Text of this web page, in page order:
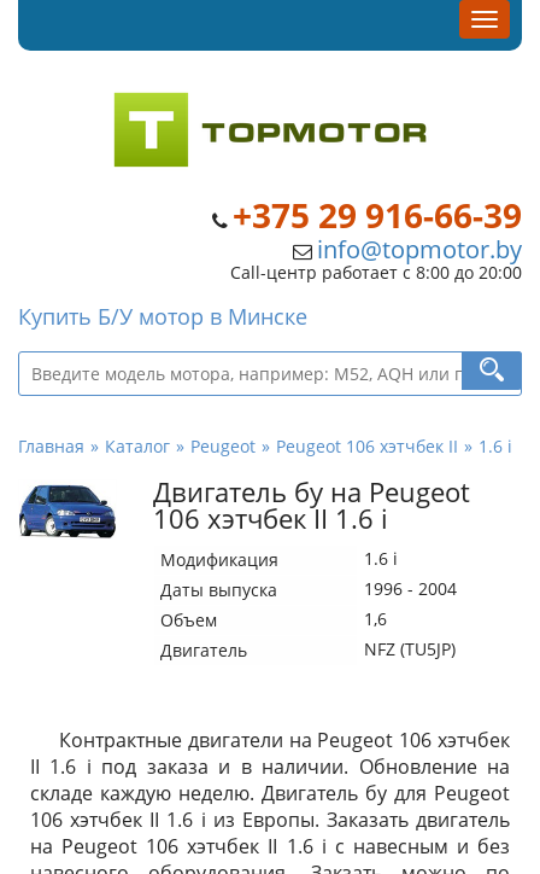
+375 29 916-66-39
info@topmotor.by
Call-центр работает с 8:00 до 20:00
Купить Б/У мотор в Минске
Главная Каталог Peugeot Peugeot 106 хэтчбек II 1.6 i
Двигатель бу на Peugeot
106 хэтчбек II 1.6 i
Модификация
1.6 i
Даты выпуска
1996 - 2004
Объем
1,6
Двигатель
NFZ (TU5JP)
Контрактные двигатели на Peugeot 106 хэтчбек
II 1.6 i под заказа и в наличии. Обновление на
складе каждую неделю. Двигатель бу для Peugeot
106 хэтчбек II 1.6 i из Европы. Заказать двигатель
на Peugeot 106 хэтчбек II 1.6 i с навесным и без